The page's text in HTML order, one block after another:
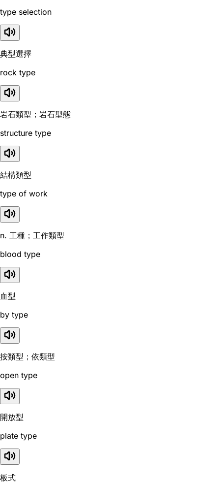
type selection
典型選擇
rock type
岩石類型；岩石型態
structure type
結構類型
type of work
n. 工種；工作類型
blood type
血型
by type
按類型；依類型
open type
開放型
plate type
板式